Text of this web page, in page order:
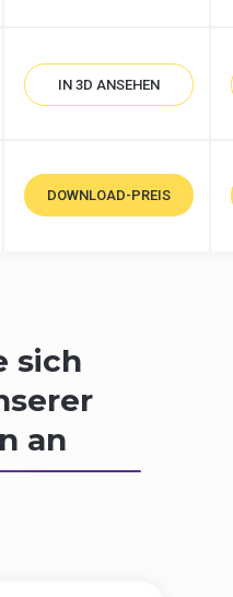
IN 3D ANSEHEN
DOWNLOAD-PREIS
sich
an